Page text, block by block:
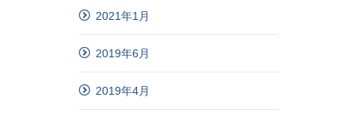
2021年1月
2019年6月
2019年4月